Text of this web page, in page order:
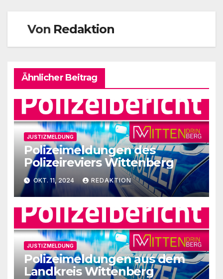
Von Redaktion
Ähnlicher Beitrag
JUSTIZMELDUNG
Polizeimeldungen des
Polizeireviers Wittenberg
OKT. 11, 2024 REDAKTION
JUSTIZMELDUNG
Polizeimeldungen aus dem
Landkreis Wittenberg